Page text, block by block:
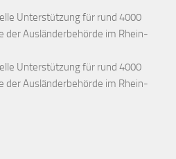
Unterstützung für rund 4000
der Ausländerbehörde im Rhein-
Unterstützung für rund 4000
der Ausländerbehörde im Rhein-